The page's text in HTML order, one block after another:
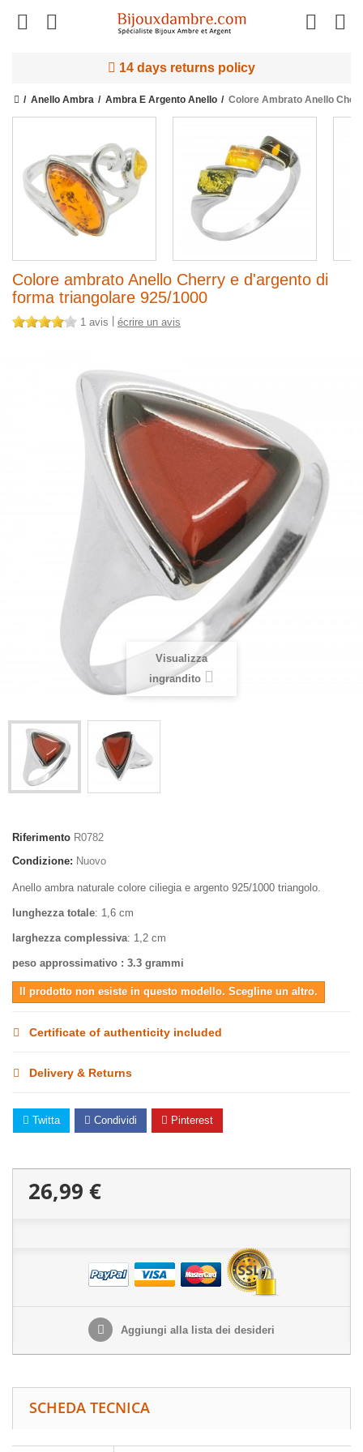
14 days returns policy
Anello Ambra Ambra E Argento Anello Colore Ambrato Anello
Colore ambrato Anello Cherry e d'argento di
forma triangolare 925/1000
1 avis écrire un avis
Visualizza
ingrandito
Riferimento R0782
Condizione: Nuovo
Anello ambra naturale colore ciliegia e argento 925/1000 triangolo.
lunghezza totale: 1,6 cm
larghezza complessiva: 1,2 cm
peso approssimativo : 3.3 grammi
Il prodotto non esiste in questo modello. Scegline un altro.
Certificate of authenticity included
Delivery & Returns
Twitta Condividi Pinterest
26,99 €
Aggiungi alla lista dei desideri
SCHEDA TECNICA